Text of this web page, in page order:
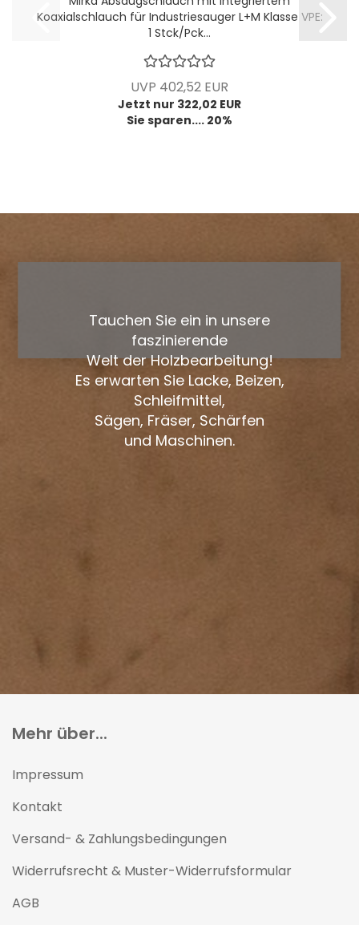
Koaxialschlauch für Industriesauger L+M Klasse VPE:
1 Stck/Pck...
UVP 402,52 EUR
Jetzt nur 322,02 EUR
Sie sparen.... 20%
Tauchen Sie ein in unsere
faszinierende
Welt der Holzbearbeitung!
Es erwarten Sie Lacke, Beizen,
Schleifmittel,
Sägen, Fräser, Schärfen
und Maschinen.
Mehr über...
Impressum
Kontakt
Versand- & Zahlungsbedingungen
Widerrufsrecht & Muster-Widerrufsformular
AGB